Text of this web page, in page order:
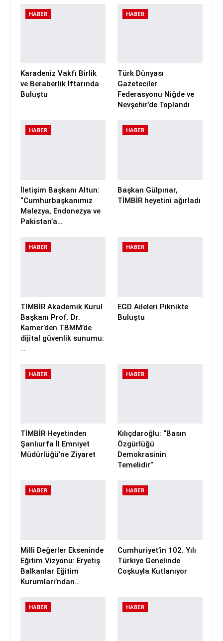
HABER
Karadeniz Vakfı Birlik
ve Beraberlik İftarında
Buluştu
HABER
Türk Dünyası
Gazeteciler
Federasyonu Niğde ve
Nevşehir’de Toplandı
HABER
İletişim Başkanı Altun:
“Cumhurbaşkanımız
Malezya, Endonezya ve
Pakistan’a…
HABER
Başkan Gülpınar,
TİMBİR heyetini ağırladı
HABER
TİMBİR Akademik Kurul
Başkanı Prof. Dr.
Kamer’den TBMM’de
dijital güvenlik sunumu:
…
HABER
EGD Aileleri Piknikte
Buluştu
HABER
TİMBİR Heyetinden
Şanlıurfa İl Emniyet
Müdürlüğü’ne Ziyaret
HABER
Kılıçdaroğlu: “Basın
Özgürlüğü
Demokrasinin
Temelidir”
HABER
Milli Değerler Ekseninde
Eğitim Vizyonu: Eryetiş
Balkanlar Eğitim
Kurumları’ndan…
HABER
Cumhuriyet’in 102. Yılı
Türkiye Genelinde
Coşkuyla Kutlanıyor
HABER HABER